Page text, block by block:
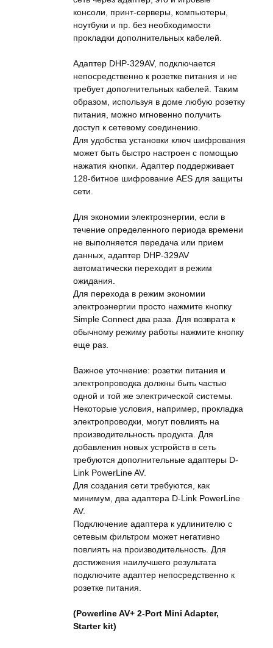
консоли, принт-серверы, компьютеры,
ноутбуки и пр. без необходимости
прокладки дополнительных кабелей.
Адаптер DHP-329AV, подключается
непосредственно к розетке питания и не
требует дополнительных кабелей. Таким
образом, используя в доме любую розетку
питания, можно мгновенно получить
доступ к сетевому соединению.
Для удобства установки ключ шифрования
может быть быстро настроен с помощью
нажатия кнопки. Адаптер поддерживает
128-битное шифрование AES для защиты
сети.
Для экономии электроэнергии, если в
течение определенного периода времени
не выполняется передача или прием
данных, адаптер DHP-329AV
автоматически переходит в режим
ожидания.
Для перехода в режим экономии
электроэнергии просто нажмите кнопку
Simple Connect два раза. Для возврата к
обычному режиму работы нажмите кнопку
еще раз.
Важное уточнение: розетки питания и
электропроводка должны быть частью
одной и той же электрической системы.
Некоторые условия, например, прокладка
электропроводки, могут повлиять на
производительность продукта. Для
добавления новых устройств в сеть
требуются дополнительные адаптеры D-
Link PowerLine AV.
Для создания сети требуются, как
минимум, два адаптера D-Link PowerLine
AV.
Подключение адаптера к удлинителю с
сетевым фильтром может негативно
повлиять на производительность. Для
достижения наилучшего результата
подключите адаптер непосредственно к
розетке питания.
(Powerline AV+ 2-Port Mini Adapter,
Starter kit)